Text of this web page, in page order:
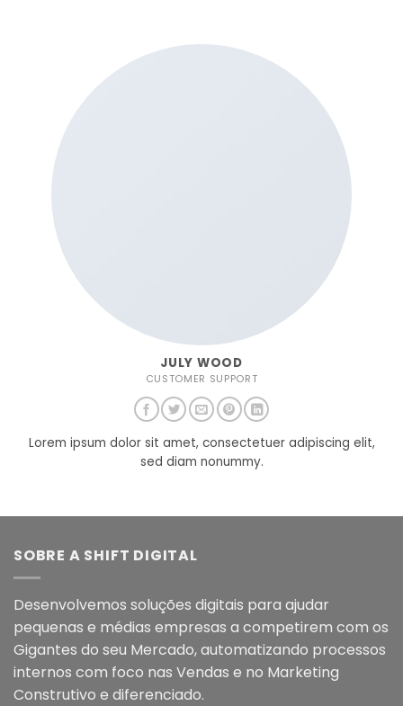
JULY WOOD
CUSTOMER SUPPORT
Lorem ipsum dolor sit amet, consectetuer adipiscing elit,
sed diam nonummy.
SOBRE A SHIFT DIGITAL
Desenvolvemos soluções digitais para ajudar
pequenas e médias empresas a competirem com os
Gigantes do seu Mercado, automatizando processos
internos com foco nas Vendas e no Marketing
Construtivo e diferenciado.